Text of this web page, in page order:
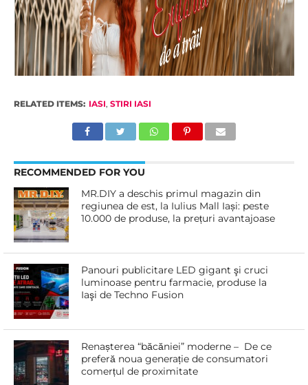
RELATED ITEMS: IASI, STIRI IASI
RECOMMENDED FOR YOU
MR.DIY a deschis primul magazin din
regiunea de est, la Iulius Mall Iași: peste
10.000 de produse, la prețuri avantajoase
Panouri publicitare LED gigant şi cruci
luminoase pentru farmacie, produse la
Iaşi de Techno Fusion
Renașterea “băcăniei” moderne – De ce
preferă noua generație de consumatori
comerțul de proximitate